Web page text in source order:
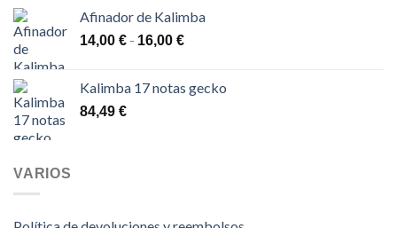
Afinador de Kalimba
14,00 € - 16,00 €Rango
desde
Kalimba 17 notas gecko
84,49 €
VARIOS